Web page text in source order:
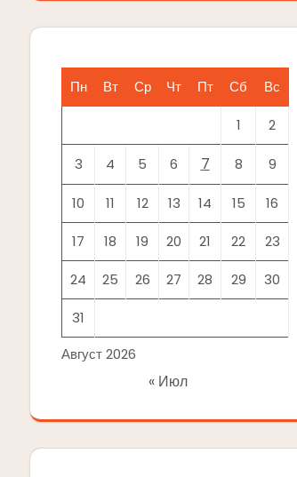
Август 2026
Пн Вт Ср Чт Пт Сб Вс
1 2
3 4 5 6 7 8 9
10 11 12 13 14 15 16
17 18 19 20 21 22 23
24 25 26 27 28 29 30
31
« Июл